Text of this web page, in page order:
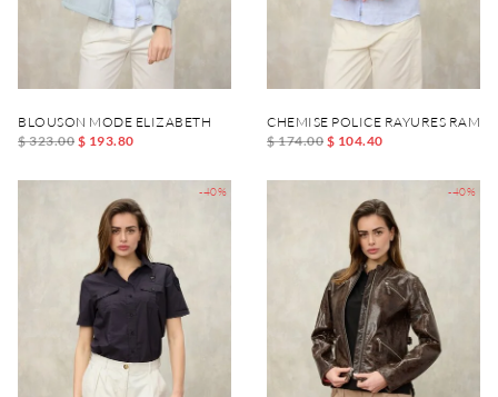
BLOUSON MODE ELIZABETH
$ 323.00 $ 193.80
CHEMISE POLICE RAYURES
$ 174.00 $ 104.40
-40% -40%